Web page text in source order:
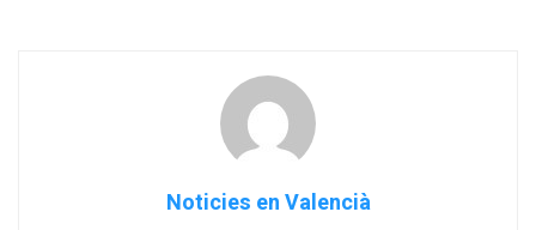
Noticies en Valencià